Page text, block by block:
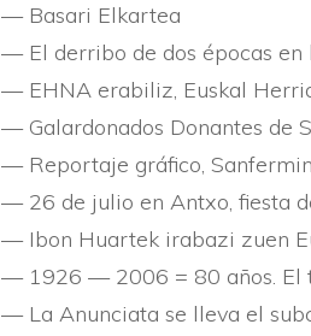
— Basari Elkartea
— El derribo de dos épocas
— EHNA erabiliz, Euskal
— Galardonados Donantes de
— Reportaje gráfico,
— 26 de julio en Antxo, fiesta
— Ibon Huartek irabazi zuen
— 1926 — 2006 = 80 años. El
— La Anunciata se lleva el